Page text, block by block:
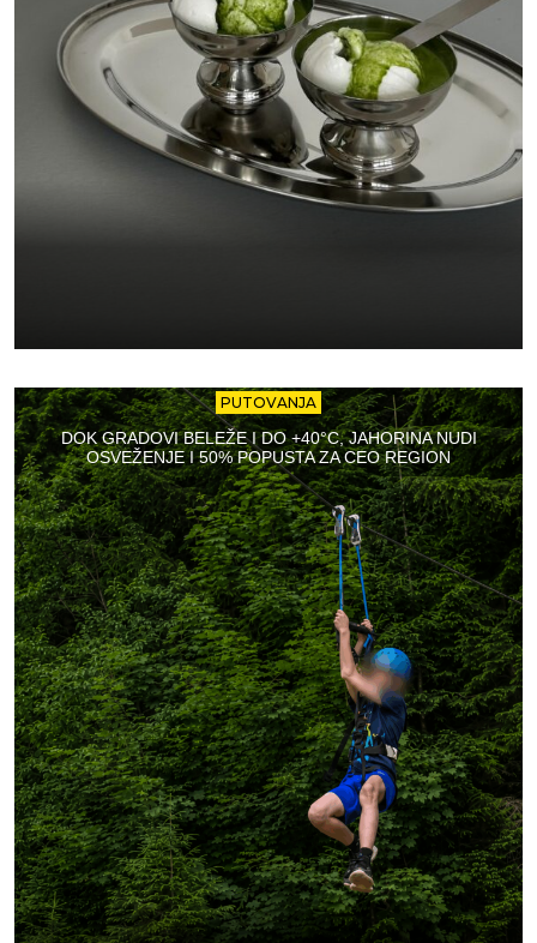
PUTOVANJA
DOK GRADOVI BELEŽE I DO +40°C, JAHORINA NUDI
OSVEŽENJE I 50% POPUSTA ZA CEO REGION